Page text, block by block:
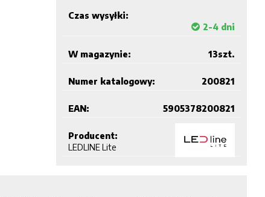
Czas wysyłki:
2-4 dni
W magazynie: szt.
13
Numer katalogowy: 200821
EAN: 5905378200821
Producent:
LEDLINE Lite